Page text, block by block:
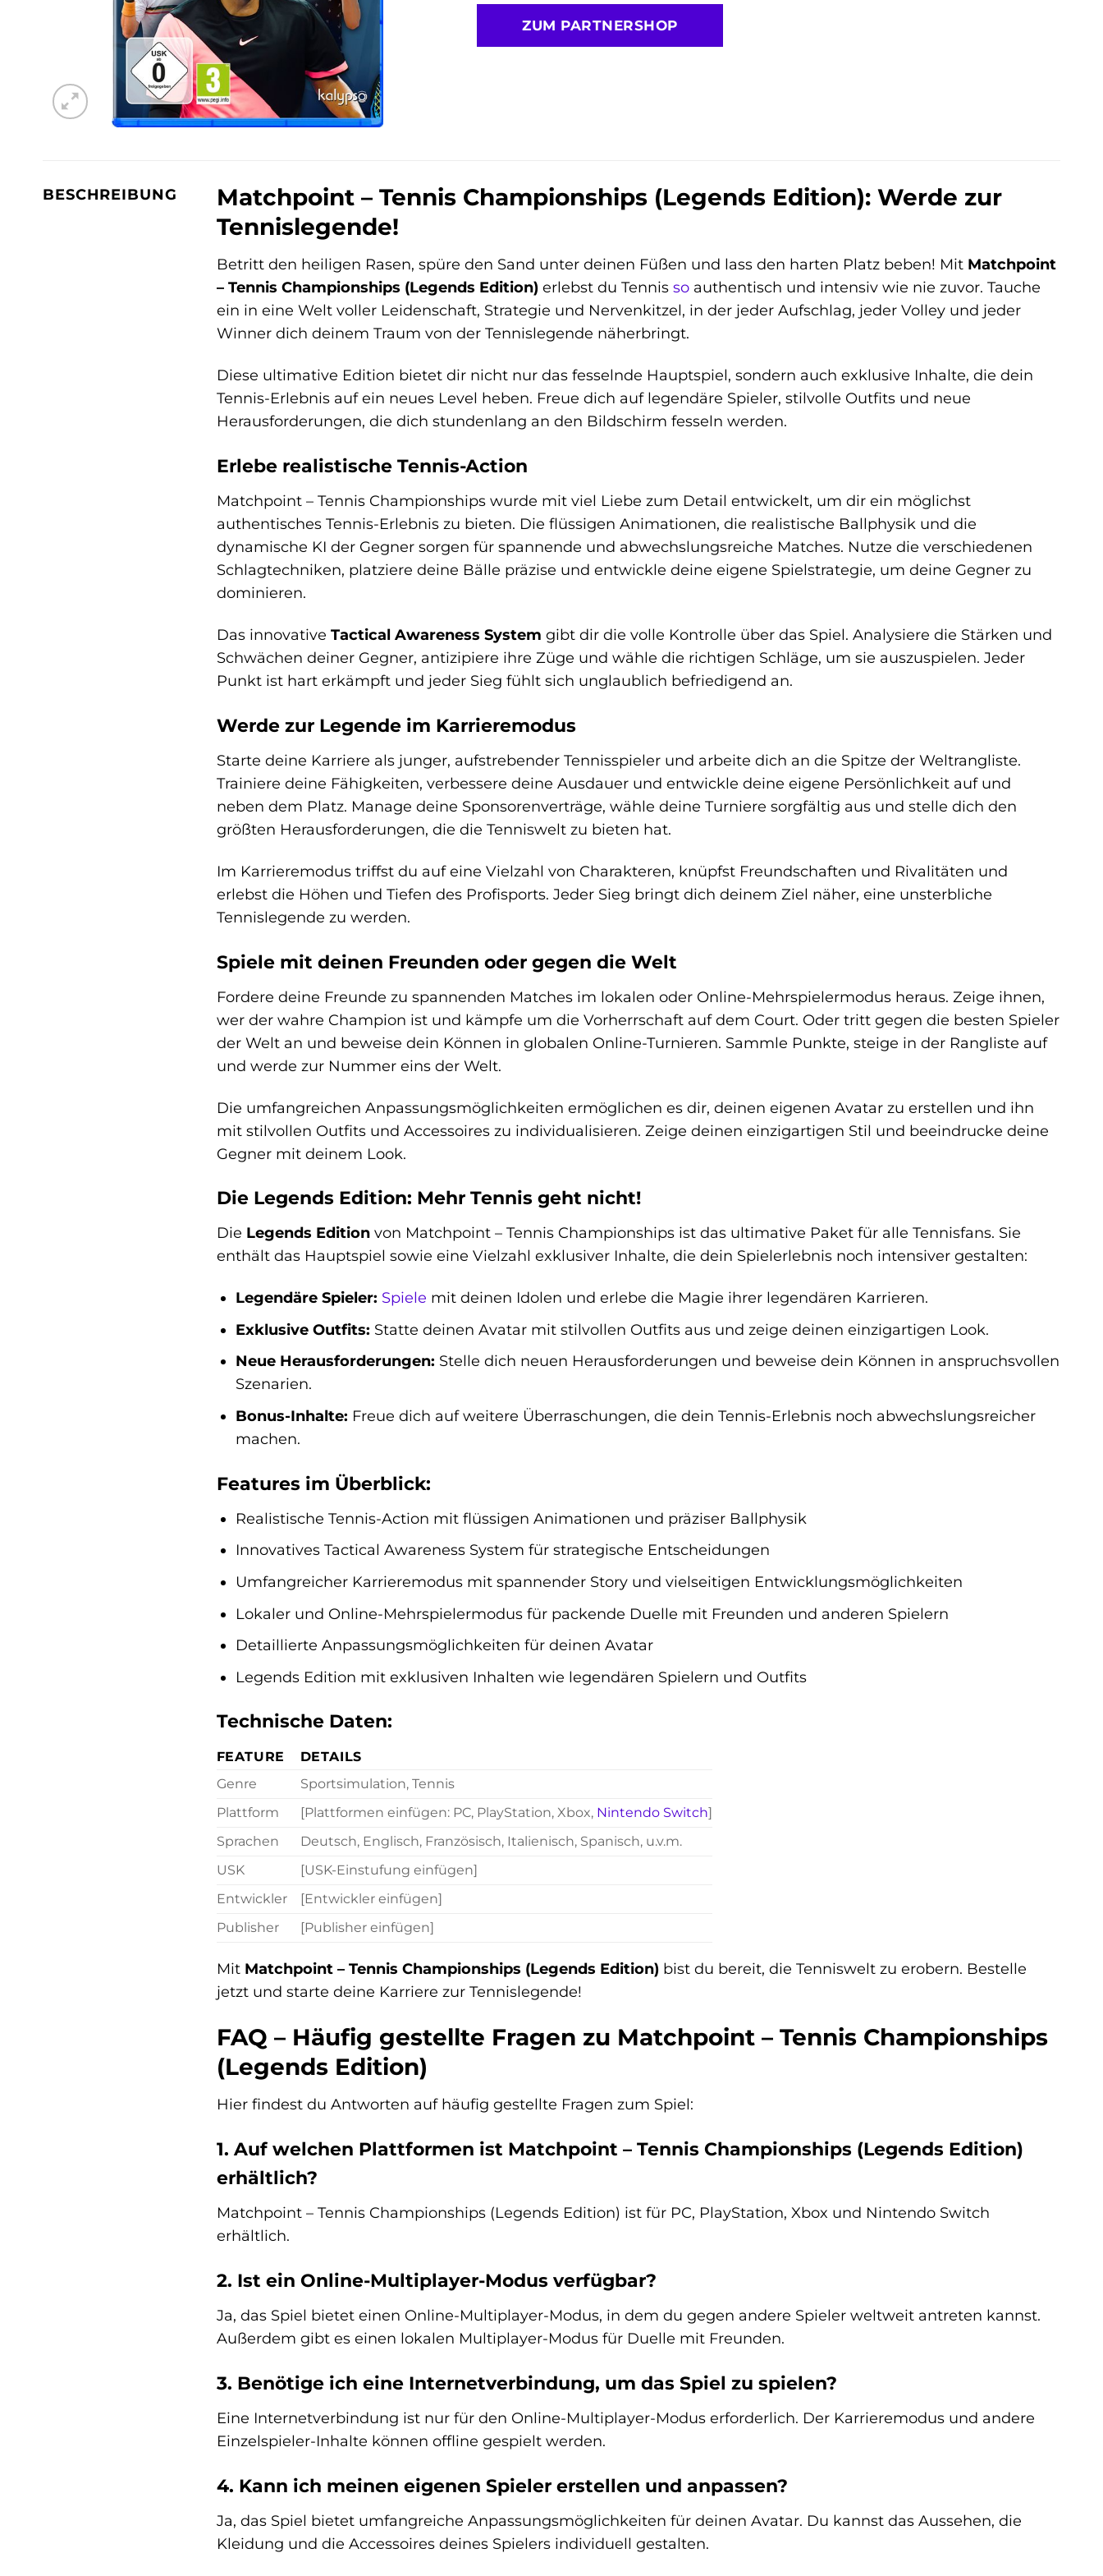
ZUM PARTNERSHOP
BESCHREIBUNG
Matchpoint – Tennis Championships (Legends Edition): Werde zur
Tennislegende!
Betritt den heiligen Rasen, spüre den Sand unter deinen Füßen und lass den harten Platz beben! Mit Matchpoint
– Tennis Championships (Legends Edition)erlebst du Tennis soauthentisch und intensiv wie nie zuvor. Tauche
ein in eine Welt voller Leidenschaft, Strategie und Nervenkitzel, in der jeder Aufschlag, jeder Volley und jeder
Winner dich deinem Traum von der Tennislegende näherbringt.
Diese ultimative Edition bietet dir nicht nur das fesselnde Hauptspiel, sondern auch exklusive Inhalte, die dein
Tennis-Erlebnis auf ein neues Level heben. Freue dich auf legendäre Spieler, stilvolle Outfits und neue
Herausforderungen, die dich stundenlang an den Bildschirm fesseln werden.
Erlebe realistische Tennis-Action
Matchpoint – Tennis Championships wurde mit viel Liebe zum Detail entwickelt, um dir ein möglichst
authentisches Tennis-Erlebnis zu bieten. Die flüssigen Animationen, die realistische Ballphysik und die
dynamische KI der Gegner sorgen für spannende und abwechslungsreiche Matches. Nutze die verschiedenen
Schlagtechniken, platziere deine Bälle präzise und entwickle deine eigene Spielstrategie, um deine Gegner zu
dominieren.
Das innovative Tactical Awareness System gibt dir die volle Kontrolle über das Spiel. Analysiere die Stärken und
Schwächen deiner Gegner, antizipiere ihre Züge und wähle die richtigen Schläge, um sie auszuspielen. Jeder
Punkt ist hart erkämpft und jeder Sieg fühlt sich unglaublich befriedigend an.
Werde zur Legende im Karrieremodus
Starte deine Karriere als junger, aufstrebender Tennisspieler und arbeite dich an die Spitze der Weltrangliste.
Trainiere deine Fähigkeiten, verbessere deine Ausdauer und entwickle deine eigene Persönlichkeit auf und
neben dem Platz. Manage deine Sponsorenverträge, wähle deine Turniere sorgfältig aus und stelle dich den
größten Herausforderungen, die die Tenniswelt zu bieten hat.
Im Karrieremodus triffst du auf eine Vielzahl von Charakteren, knüpfst Freundschaften und Rivalitäten und
erlebst die Höhen und Tiefen des Profisports. Jeder Sieg bringt dich deinem Ziel näher, eine unsterbliche
Tennislegende zu werden.
Spiele mit deinen Freunden oder gegen die Welt
Fordere deine Freunde zu spannenden Matches im lokalen oder Online-Mehrspielermodus heraus. Zeige ihnen,
wer der wahre Champion ist und kämpfe um die Vorherrschaft auf dem Court. Oder tritt gegen die besten Spieler
der Welt an und beweise dein Können in globalen Online-Turnieren. Sammle Punkte, steige in der Rangliste auf
und werde zur Nummer eins der Welt.
Die umfangreichen Anpassungsmöglichkeiten ermöglichen es dir, deinen eigenen Avatar zu erstellen und ihn
mit stilvollen Outfits und Accessoires zu individualisieren. Zeige deinen einzigartigen Stil und beeindrucke deine
Gegner mit deinem Look.
Die Legends Edition: Mehr Tennis geht nicht!
Die Legends Editionvon Matchpoint – Tennis Championships ist das ultimative Paket für alle Tennisfans. Sie
enthält das Hauptspiel sowie eine Vielzahl exklusiver Inhalte, die dein Spielerlebnis noch intensiver gestalten:
Legendäre Spieler: Spiele mit deinen Idolen und erlebe die Magie ihrer legendären Karrieren.
Exklusive Outfits: Statte deinen Avatar mit stilvollen Outfits aus und zeige deinen einzigartigen Look.
Neue Herausforderungen: Stelle dich neuen Herausforderungen und beweise dein Können in anspruchsvollen
Szenarien.
Bonus-Inhalte: Freue dich auf weitere Überraschungen, die dein Tennis-Erlebnis noch abwechslungsreicher
machen.
Features im Überblick:
Realistische Tennis-Action mit flüssigen Animationen und präziser Ballphysik
Innovatives Tactical Awareness System für strategische Entscheidungen
Umfangreicher Karrieremodus mit spannender Story und vielseitigen Entwicklungsmöglichkeiten
Lokaler und Online-Mehrspielermodus für packende Duelle mit Freunden und anderen Spielern
Detaillierte Anpassungsmöglichkeiten für deinen Avatar
Legends Edition mit exklusiven Inhalten wie legendären Spielern und Outfits
Technische Daten:
FEATURE
DETAILS
Genre
Sportsimulation, Tennis
Plattform
[Plattformen einfügen: PC, PlayStation, Xbox, Nintendo Switch]
Sprachen
Deutsch, Englisch, Französisch, Italienisch, Spanisch, u.v.m.
USK
[USK-Einstufung einfügen]
Entwickler
[Entwickler einfügen]
Publisher
[Publisher einfügen]
Mit Matchpoint – Tennis Championships (Legends Edition)bist du bereit, die Tenniswelt zu erobern. Bestelle
jetzt und starte deine Karriere zur Tennislegende!
FAQ – Häufig gestellte Fragen zu Matchpoint – Tennis Championships
(Legends Edition)
Hier findest du Antworten auf häufig gestellte Fragen zum Spiel:
1. Auf welchen Plattformen ist Matchpoint – Tennis Championships (Legends Edition)
erhältlich?
Matchpoint – Tennis Championships (Legends Edition) ist für PC, PlayStation, Xbox und Nintendo Switch
erhältlich.
2. Ist ein Online-Multiplayer-Modus verfügbar?
Ja, das Spiel bietet einen Online-Multiplayer-Modus, in dem du gegen andere Spieler weltweit antreten kannst.
Außerdem gibt es einen lokalen Multiplayer-Modus für Duelle mit Freunden.
3. Benötige ich eine Internetverbindung, um das Spiel zu spielen?
Eine Internetverbindung ist nur für den Online-Multiplayer-Modus erforderlich. Der Karrieremodus und andere
Einzelspieler-Inhalte können offline gespielt werden.
4. Kann ich meinen eigenen Spieler erstellen und anpassen?
Ja, das Spiel bietet umfangreiche Anpassungsmöglichkeiten für deinen Avatar. Du kannst das Aussehen, die
Kleidung und die Accessoires deines Spielers individuell gestalten.